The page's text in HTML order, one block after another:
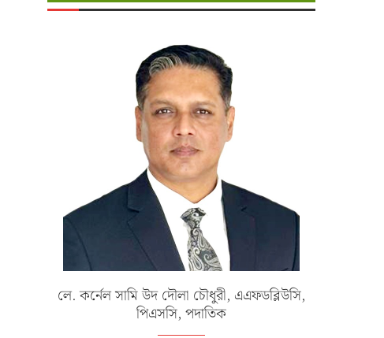
লে. কর্নেল সামি উদ দৌলা চৌধুরী, এএফডব্লিউসি,
পিএসসি, পদাতিক